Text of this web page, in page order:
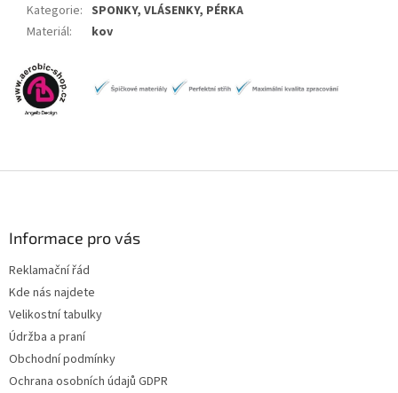
Kategorie: SPONKY, VLÁSENKY, PÉRKA
Materiál: kov
Informace pro vás
Reklamační řád
Kde nás najdete
Velikostní tabulky
Údržba a praní
Obchodní podmínky
Ochrana osobních údajů GDPR